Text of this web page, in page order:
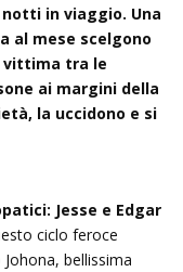
notti in viaggio. Una
al mese scelgono
vittima tra le
ai margini della
la uccidono e si
Jesse e Edgar
ciclo feroce
bellissima